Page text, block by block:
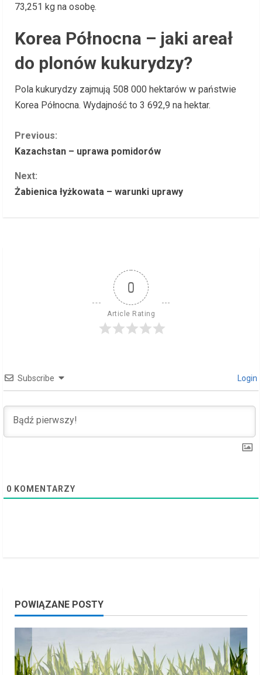
73,251 kg na osobę.
Korea Północna – jaki areał
do plonów kukurydzy?
Pola kukurydzy zajmują 508 000 hektarów w państwie
Korea Północna. Wydajność to 3 692,9 na hektar.
C
n
a
d
i
g
Previous:
Kazachstan – uprawa pomidorów
Next:
Żabienica łyżkowata – warunki uprawy
0
Article Rating
Subscribe Login
0 KOMENTARZY
POWIĄZANE POSTY